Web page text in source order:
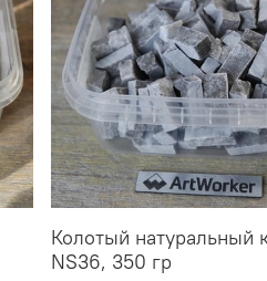
Колотый натуральный
NS36, 350 гр